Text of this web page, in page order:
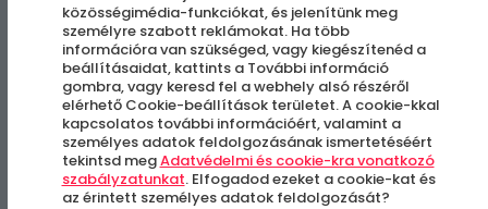
Budapest, XIII. kerület
közösségimédia-funkciókat, és jelenítünk meg
személyre szabott reklámokat. Ha több
információra van szükséged, vagy kiegészítenéd a
beállításaidat, kattints a További információ
gombra, vagy keresd fel a webhely alsó részéről
elérhető Cookie-beállítások területet. A cookie-kkal
kapcsolatos további információért, valamint a
személyes adatok feldolgozásának ismertetéséért
tekintsd megAdatvédelmi és cookie-kra vonatkozó
szabályzatunkat. Elfogadod ezeket a cookie-kat és
az érintett személyes adatok feldolgozását?